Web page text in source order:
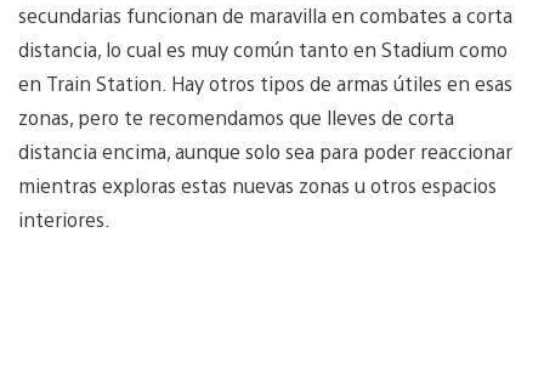
secundarias funcionan de maravilla en combates a corta
distancia, lo cual es muy común tanto en Stadium como
en Train Station. Hay otros tipos de armas útiles en esas
zonas, pero te recomendamos que lleves de corta
distancia encima, aunque solo sea para poder reaccionar
mientras exploras estas nuevas zonas u otros espacios
interiores.